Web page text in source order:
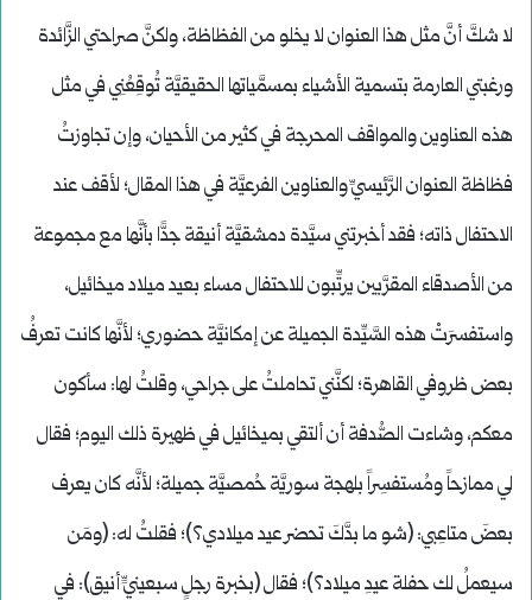
لا شكَّ أنَّ مثل هذا العنوان لا يخلو من الفظاظة، ولكنَّ صراحتي الزَّائدة
ورغبتي العارمة بتسمية الأشياء بمسمَّياتها الحقيقيَّة تُوقِعُنِي في مثل
هذه العناوين والمواقف المحرجة في كثير من الأحيان، وإن تجاوزتُ
فظاظة العنوان الرَّئيسيِّ والعناوين الفرعيَّة في هذا المقال؛ لأقف عند
الاحتفال ذاته؛ فقد أخبرتني سيَّدة دمشقيَّة أنيقة جدًّا بأنَّها مع مجموعة
من الأصدقاء المقرَّبين يرتِّبون للاحتفال مساء بعيد ميلاد ميخائيل،
واستفسرَتْ هذه السَّيِّدة الجميلة عن إمكانيَّة حضوري؛ لأنَّها كانت تعرفُ
بعض ظروفي القاهرة؛ لكنَّني تحاملتُ على جراحي، وقلتُ لها: سأكون
معكم، وشاءت الصُّدفة أن ألتقي بميخائيل في ظهيرة ذلك اليوم؛ فقال
لي ممازحاً ومُستفسِراً بلهجة سوريَّة حُمصيَّة جميلة؛ لأنَّه كان يعرف
بعضَ متاعِبي: (شو ما بدَّكَ تحضر عيد ميلادي؟)؛ فقلتُ له: (ومَن
سيعملُ لك حفلة عيدِ ميلاد؟)؛ فقال (بخبرة رجلٍ سبعينيٍّ أنيق): في